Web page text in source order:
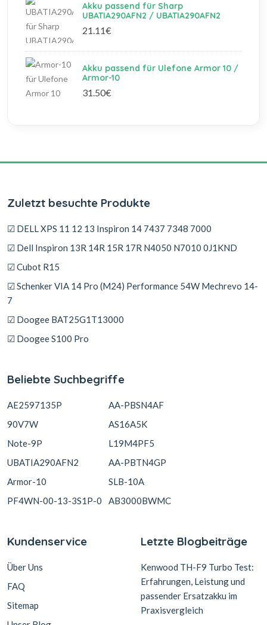
Akku passend für Sharp
UBATIA290AFN2 / UBATIA290AFN2
21.11€
Akku passend für Ulefone Armor 10 /
Armor-10
31.50€
Zuletzt besuchte Produkte
☑ DELL XPS 11 12 13 Inspiron 14 7437 7348 7000
☑ Dell Inspiron 13R 14R 15R 17R N4050 N7010 0J1KND
☑ Cubot R15
☑ Schenker VIA 14 Pro (M24) Performance 54W Mechrevo 14-
7
☑ Doogee BAT25G1T13000
☑ Doogee S100 Pro
Beliebte Suchbegriffe
AE2597135P
90V7W
Note-9P
UBATIA290AFN2
Armor-10
PF4WN-00-13-3S1P-0
AA-PBSN4AF
AS16A5K
L19M4PF5
AA-PBTN4GP
SLB-10A
AB3000BWMC
Kundenservice
Über Uns
FAQ
Sitemap
Letzte Blogbeiträge
Kenwood TH-F9 Turbo Test:
Erfahrungen, Leistung und
passender Ersatzakku im
Praxisvergleich